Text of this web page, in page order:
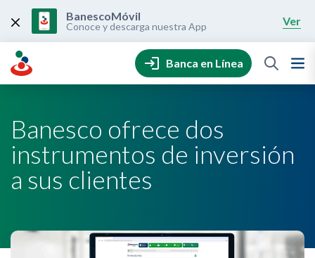
content
BanescoMóvil
Conoce y descarga nuestra App Ver
Banca en Línea
Banesco ofrece dos
instrumentos de inversión
a sus clientes